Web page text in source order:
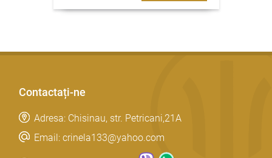
Contactați-ne
Adresa: Chisinau, str. Petricani,21A
Email: crinela133@yahoo.com